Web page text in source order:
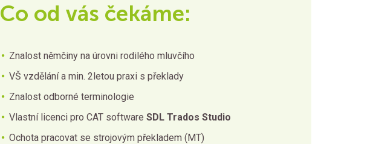
Co od vás čekáme:
Znalost němčiny na úrovni rodilého mluvčího
VŠ vzdělání a min. 2letou praxi s překlady
Znalost odborné terminologie
Vlastní licenci pro CAT software SDL Trados Studio
Ochota pracovat se strojovým překladem (MT)